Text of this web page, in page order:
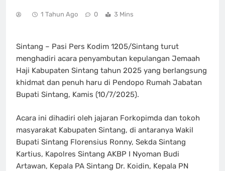
1 Tahun Ago 0 3 Mins
Sintang – Pasi Pers Kodim 1205/Sintang turut
menghadiri acara penyambutan kepulangan Jemaah
Haji Kabupaten Sintang tahun 2025 yang berlangsung
khidmat dan penuh haru di Pendopo Rumah Jabatan
Bupati Sintang, Kamis (10/7/2025).
Acara ini dihadiri oleh jajaran Forkopimda dan tokoh
masyarakat Kabupaten Sintang, di antaranya Wakil
Bupati Sintang Florensius Ronny, Sekda Sintang
Kartius, Kapolres Sintang AKBP I Nyoman Budi
Artawan, Kepala PA Sintang Dr. Koidin, Kepala PN